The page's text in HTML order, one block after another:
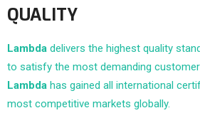
QUALITY
Lambda delivers the highest quality
to satisfy the most demanding
Lambda has gained all international
most competitive markets globally.